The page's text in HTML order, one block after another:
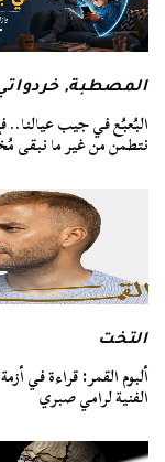
المصطبة,
البُعبُع في جيب عيالنا..
نتطمن من غير ما نبقى
التخت
ألبوم القمر: قراءة في
الفنية لرامي صبري